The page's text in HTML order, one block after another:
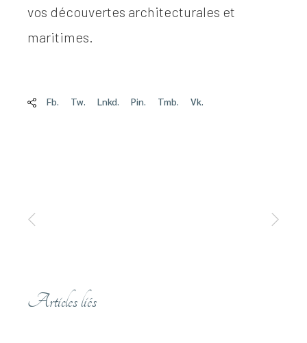
vos découvertes architecturales et
maritimes.
Fb. Tw. Lnkd. Pin. Tmb. Vk.
Articles liés